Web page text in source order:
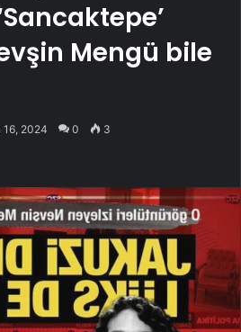
Mengü bile
16, 2024 0 3